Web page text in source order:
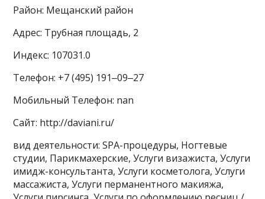
Район: Мещанский район
Адрес: Трубная площадь, 2
Индекс: 107031.0
Телефон: +7 (495) 191‒09‒27
Мобильный Телефон: nan
Сайт: http://daviani.ru/
вид деятельности: SPA-процедуры, Ногтевые
студии, Парикмахерские, Услуги визажиста, Услуги
имидж-консультанта, Услуги косметолога, Услуги
массажиста, Услуги перманентного макияжа,